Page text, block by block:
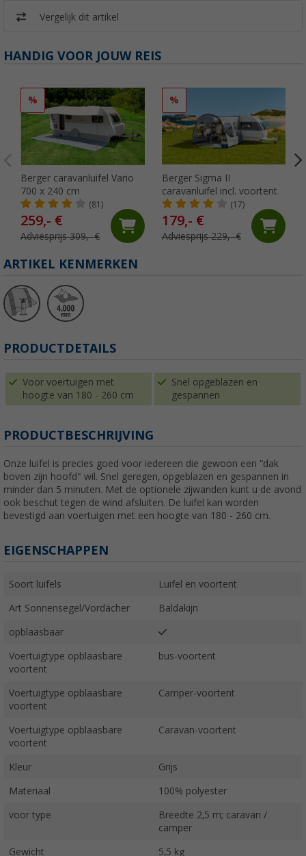
Vergelijk dit artikel
HANDIG VOOR JOUW REIS
%
Berger caravanluifel Vario
700 x 240 cm
(81)
259,- €
Adviesprijs 309,- €
%
Berger Sigma II
caravanluifel incl. voortent
(17)
179,- €
Adviesprijs 229,- €
ARTIKEL KENMERKEN
PRODUCTDETAILS
Voor voertuigen met
hoogte van 180 - 260 cm
Snel opgeblazen en
gespannen
PRODUCTBESCHRIJVING
Onze luifel is precies goed voor iedereen die gewoon een "dak
boven zijn hoofd" wil. Snel geregen, opgeblazen en gespannen in
minder dan 5 minuten. Met de optionele zijwanden kunt u de avond
ook beschut tegen de wind afsluiten. De luifel kan worden
bevestigd aan voertuigen met een hoogte van 180 - 260 cm.
EIGENSCHAPPEN
Soort luifels Luifel en voortent
Art Sonnensegel/Vordächer Baldakijn
opblaasbaar
Voertuigtype opblaasbare
voortent
bus-voortent
Voertuigtype opblaasbare
voortent
Camper-voortent
Voertuigtype opblaasbare
voortent
Caravan-voortent
Kleur Grijs
Materiaal 100% polyester
voor type
Breedte 2,5 m; caravan /
camper
Gewicht 5,5 kg